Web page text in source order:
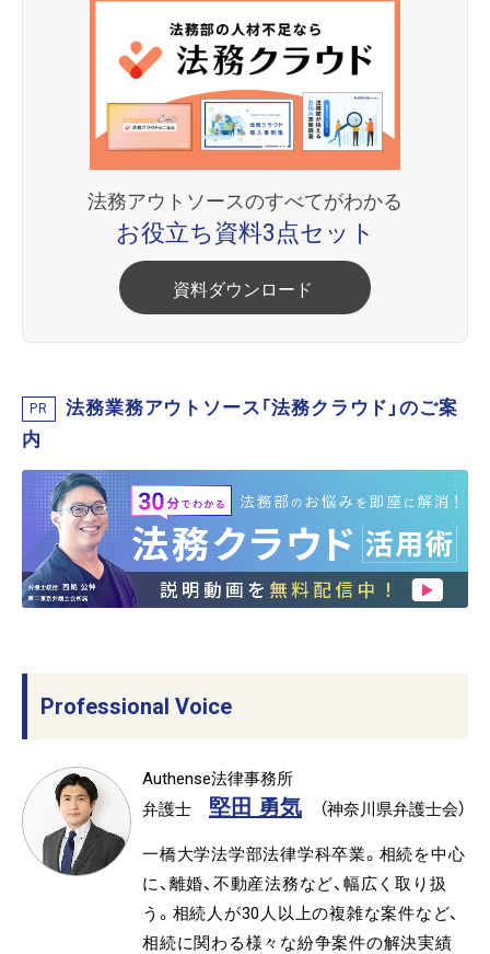
法務アウトソースのすべてがわかる
お役立ち資料3点セット
資料ダウンロード
PR
法務業務アウトソース「法務クラウド」のご案
内
Professional Voice
Authense法律事務所
弁護士
堅田 勇気 （神奈川県弁護士会）
一橋大学法学部法律学科卒業。相続を中心
に、離婚、不動産法務など、幅広く取り扱
う。相続人が30人以上の複雑な案件など、
相続に関わる様々な紛争案件の解決実績